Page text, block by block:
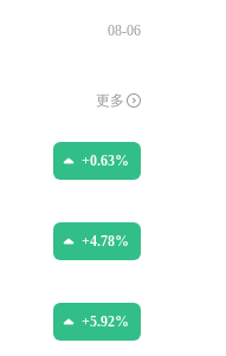
08-06
更多
+0.63%
+4.78%
+5.92%